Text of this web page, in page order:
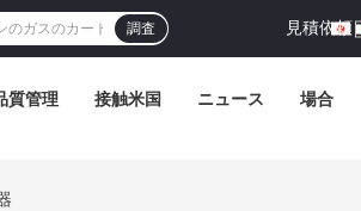
見積依頼
調査
質管理 接触米国 ニュース 場合